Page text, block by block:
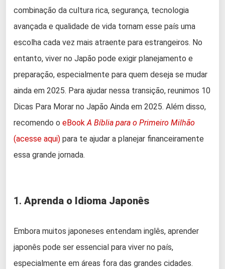
combinação da cultura rica, segurança, tecnologia
avançada e qualidade de vida tornam esse país uma
escolha cada vez mais atraente para estrangeiros. No
entanto, viver no Japão pode exigir planejamento e
preparação, especialmente para quem deseja se mudar
ainda em 2025. Para ajudar nessa transição, reunimos 10
Dicas Para Morar no Japão Ainda em 2025. Além disso,
recomendo o eBookA Bíblia para o Primeiro Milhão
(acesse aqui) para te ajudar a planejar financeiramente
essa grande jornada.
1. Aprenda o Idioma Japonês
Embora muitos japoneses entendam inglês, aprender
japonês pode ser essencial para viver no país,
especialmente em áreas fora das grandes cidades.